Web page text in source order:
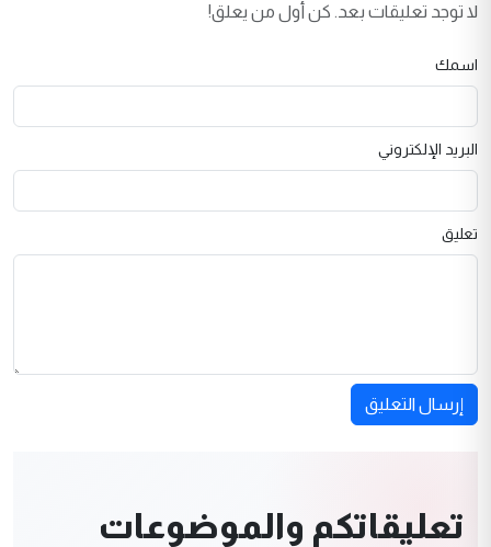
لا توجد تعليقات بعد. كن أول من يعلق!
اسمك
البريد الإلكتروني
تعليق
إرسال التعليق
تعليقاتكم والموضوعات